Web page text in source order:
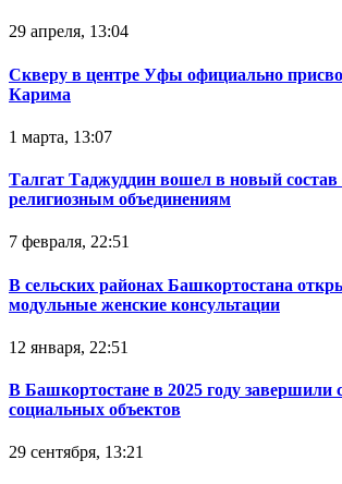
29 апреля, 13:04
Скверу в центре Уфы официально
Карима
1 марта, 13:07
Талгат Таджуддин вошел в новый
религиозным объединениям
7 февраля, 22:51
В сельских районах Башкортостана
модульные женские консультации
12 января, 22:51
В Башкортостане в 2025 году завершили
социальных объектов
29 сентября, 13:21